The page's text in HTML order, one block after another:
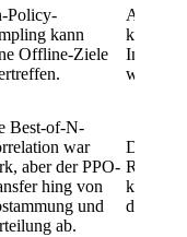
Policy-
kann
Offline-Ziele
können
wertvoll
Best-of-N-
war
aber der PPO-
hing von
und
ab.
Der
Rang
kein
den